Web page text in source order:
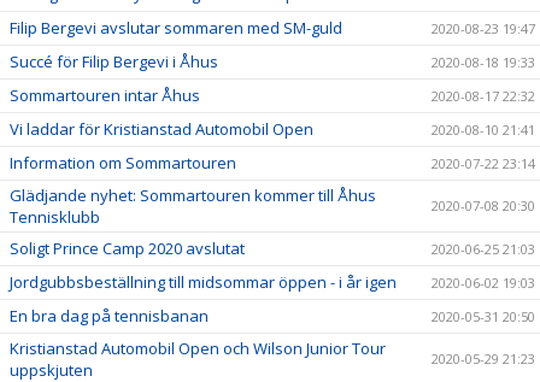
Filip Bergevi avslutar sommaren med SM-guld 2020-08-23 19:47
Succé för Filip Bergevi i Åhus 2020-08-18 19:33
Sommartouren intar Åhus 2020-08-17 22:32
Vi laddar för Kristianstad Automobil Open 2020-08-10 21:41
Information om Sommartouren 2020-07-22 23:14
Glädjande nyhet: Sommartouren kommer till Åhus
Tennisklubb
2020-07-08 20:30
Soligt Prince Camp 2020 avslutat 2020-06-25 21:03
Jordgubbsbeställning till midsommar öppen - i år igen 2020-06-02 19:03
En bra dag på tennisbanan 2020-05-31 20:50
Kristianstad Automobil Open och Wilson Junior Tour
uppskjuten
2020-05-29 21:23